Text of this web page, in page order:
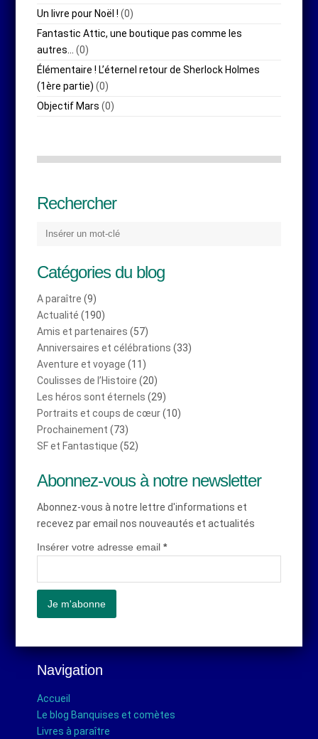
Un livre pour Noël ! (0)
Fantastic Attic, une boutique pas comme les
autres…
(0)
Élémentaire ! L’éternel retour de Sherlock Holmes
(1ère partie) (0)
Objectif Mars (0)
Rechercher
Catégories du blog
A paraître (9)
Actualité (190)
Amis et partenaires (57)
Anniversaires et célébrations (33)
Aventure et voyage (11)
Coulisses de l’Histoire (20)
Les héros sont éternels (29)
Portraits et coups de cœur(10)
Prochainement (73)
SF et Fantastique (52)
Abonnez-vous à notre newsletter
Abonnez-vous à notre lettre d'informations et
recevez par email nos nouveautés et actualités
Insérer votre adresse email*
Navigation
Accueil
Le blog Banquises et comètes
Livres à paraître